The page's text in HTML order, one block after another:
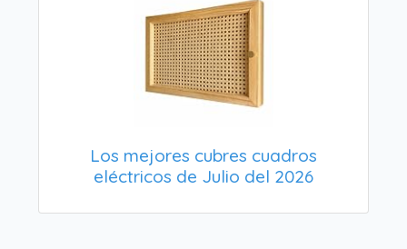
Los mejores cubres cuadros
eléctricos de Julio del 2026